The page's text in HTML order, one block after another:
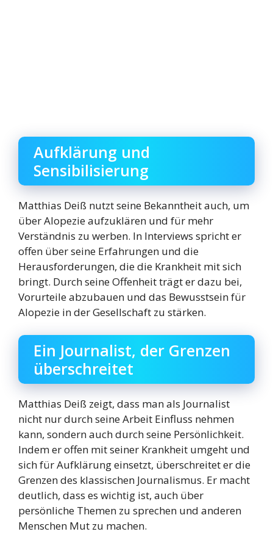
Aufklärung und
Sensibilisierung
Matthias Deiß nutzt seine Bekanntheit auch, um
über Alopezie aufzuklären und für mehr
Verständnis zu werben. In Interviews spricht er
offen über seine Erfahrungen und die
Herausforderungen, die die Krankheit mit sich
bringt. Durch seine Offenheit trägt er dazu bei,
Vorurteile abzubauen und das Bewusstsein für
Alopezie in der Gesellschaft zu stärken.
Ein Journalist, der Grenzen
überschreitet
Matthias Deiß zeigt, dass man als Journalist
nicht nur durch seine Arbeit Einfluss nehmen
kann, sondern auch durch seine Persönlichkeit.
Indem er offen mit seiner Krankheit umgeht und
sich für Aufklärung einsetzt, überschreitet er die
Grenzen des klassischen Journalismus. Er macht
deutlich, dass es wichtig ist, auch über
persönliche Themen zu sprechen und anderen
Menschen Mut zu machen.